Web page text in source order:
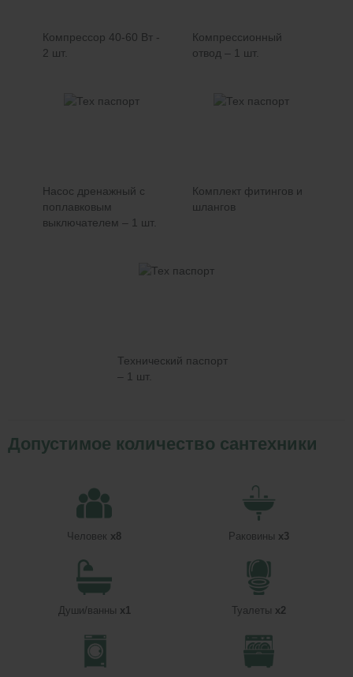
Компрессор 40-60 Вт -
2 шт.
Компрессионный
отвод – 1 шт.
Насос дренажный с
поплавковым
выключателем – 1 шт.
Комплект фитингов и
шлангов
Технический паспорт
– 1 шт.
Допустимое количество сантехники
Человек x8 Раковины x3
Души/ванны x1 Туалеты x2